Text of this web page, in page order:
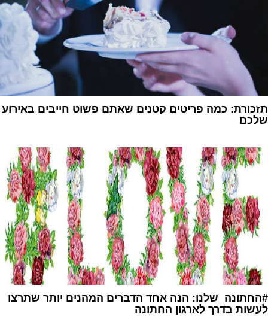
תזכורת: כמה פריטים קטנים שאתם פשוט חייבים באירוע
שלכם
#החתונה_שלנו: הנה אחד הדברים המהנים יותר שתרצו
לעשות בדרך לארגון החתונה